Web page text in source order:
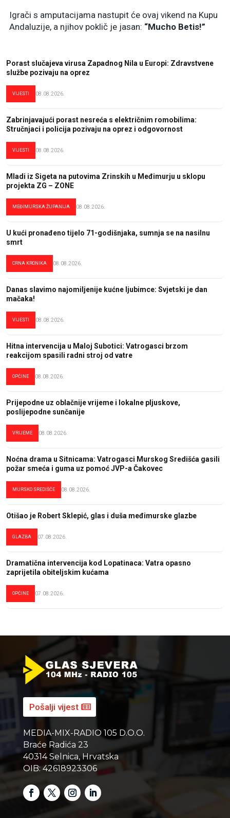
Igrači s amputacijama nastupit će ovaj vikend na Kupu
Andaluzije, a njihov poklič je jasan: “Mucho Betis!”
Porast slučajeva virusa Zapadnog Nila u Europi: Zdravstvene
službe pozivaju na oprez
VIJESTI 08.08.2026.
Zabrinjavajući porast nesreća s električnim romobilima:
Stručnjaci i policija pozivaju na oprez i odgovornost
VIJESTI 08.08.2026.
Mladi iz Sigeta na putovima Zrinskih u Međimurju u sklopu
projekta ZG – ZONE
MEĐIMURSKA ŽUPANIJA 08.08.2026.
U kući pronađeno tijelo 71-godišnjaka, sumnja se na nasilnu
smrt
CRNA KRONIKA 08.08.2026.
Danas slavimo najomiljenije kućne ljubimce: Svjetski je dan
mačaka!
VIJESTI 08.08.2026.
Hitna intervencija u Maloj Subotici: Vatrogasci brzom
reakcijom spasili radni stroj od vatre
OPĆINE 08.08.2026.
Prijepodne uz oblačnije vrijeme i lokalne pljuskove,
poslijepodne sunčanije
VRIJEME 08.08.2026.
Noćna drama u Sitnicama: Vatrogasci Murskog Središća gasili
požar smeća i guma uz pomoć JVP-a Čakovec
MURSKO SREDIŠĆE 08.08.2026.
Otišao je Robert Sklepić, glas i duša međimurske glazbe
GLAZBA 07.08.2026.
Dramatična intervencija kod Lopatinaca: Vatra opasno
zaprijetila obiteljskim kućama
OPĆINE 07.08.2026.
Pošalji vijest
MEDIA-MIX-RADIO 105 D.O.O.
Braće Radića 23
40314 Selnica, Hrvatska
OIB: 42618923306